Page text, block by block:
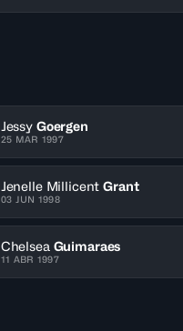
Jessy Goergen
25 MAR 1997
Jenelle Millicent Grant
03 JUN 1998
Chelsea Guimaraes
11 ABR 1997